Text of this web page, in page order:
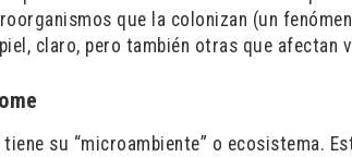
que la colonizan (un
claro, pero también otras que afectan
su “microambiente” o ecosistema.